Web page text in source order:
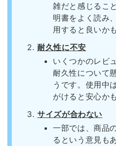
雑だと感じるこ
明書をよく読み
用すると良いか
耐久性に不安
いくつかのレビ
耐久性について
うです。使用中
がけると安心か
サイズが合わない
一部では、商品
るという意見も